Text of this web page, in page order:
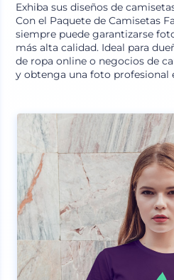
Exhiba sus diseños de
Con el Paquete de Camisetas
siempre puede garantizarse
más alta calidad. Ideal para
de ropa online o negocios de
y obtenga una foto profesional